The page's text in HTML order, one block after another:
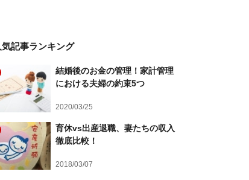
気記事ランキング
結婚後のお金の管理！家計管理
における夫婦の約束5つ
2020/03/25
育休vs出産退職、妻たちの収入
徹底比較！
2018/03/07